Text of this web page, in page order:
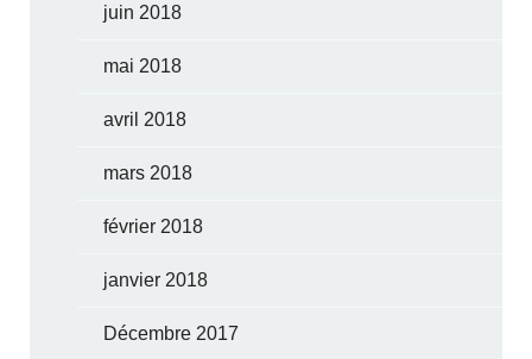
juin 2018
mai 2018
avril 2018
mars 2018
février 2018
janvier 2018
Décembre 2017